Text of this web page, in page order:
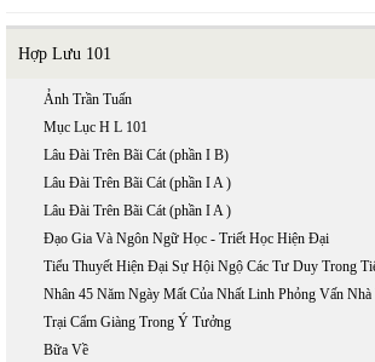
Hợp Lưu 101
Ảnh Trần Tuấn
Mục Lục H L 101
Lâu Đài Trên Bãi Cát (phần I B)
Lâu Đài Trên Bãi Cát (phần I A )
Lâu Đài Trên Bãi Cát (phần I A )
Đạo Gia Và Ngôn Ngữ Học - Triết Học Hiện Đại
Nhân 45 Năm Ngày Mất Của Nhất Linh Phỏng Vấn
Trại Cẩm Giàng Trong Ý Tưởng
Bữa Về